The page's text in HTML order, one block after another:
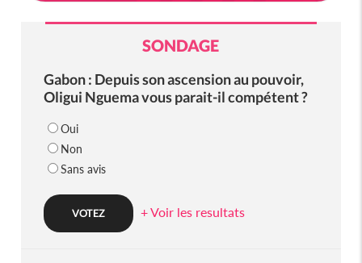
SONDAGE
Gabon : Depuis son ascension au pouvoir,
Oligui Nguema vous parait-il compétent ?
Oui
Non
Sans avis
+ Voir les resultats